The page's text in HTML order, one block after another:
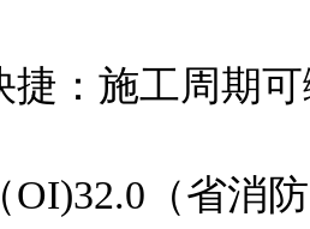
捷：施工周期
OI)32.0（省消